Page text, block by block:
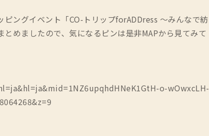
ングイベント「CO-トリップforADDress ～みんなで紡
めましたので、気になるピンは是非MAPから見てみて
o-wOwxcLH-